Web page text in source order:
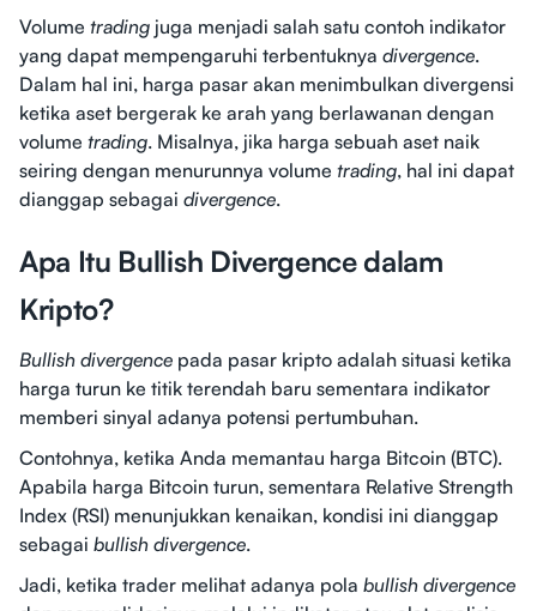
Volume trading juga menjadi salah satu contoh indikator
yang dapat mempengaruhi terbentuknya divergence.
Dalam hal ini, harga pasar akan menimbulkan divergensi
ketika aset bergerak ke arah yang berlawanan dengan
volume trading. Misalnya, jika harga sebuah aset naik
seiring dengan menurunnya volume trading, hal ini dapat
dianggap sebagai divergence.
Apa Itu Bullish Divergence dalam
Kripto?
Bullish divergence pada pasar kripto adalah situasi ketika
harga turun ke titik terendah baru sementara indikator
memberi sinyal adanya potensi pertumbuhan.
Contohnya, ketika Anda memantau harga Bitcoin (BTC).
Apabila harga Bitcoin turun, sementara Relative Strength
Index (RSI) menunjukkan kenaikan, kondisi ini dianggap
sebagai bullish divergence.
Jadi, ketika trader melihat adanya pola bullish divergence